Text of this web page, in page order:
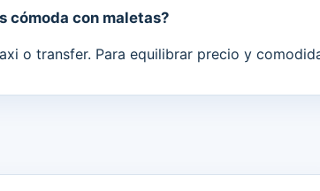
cómoda con maletas?
o transfer. Para equilibrar precio y